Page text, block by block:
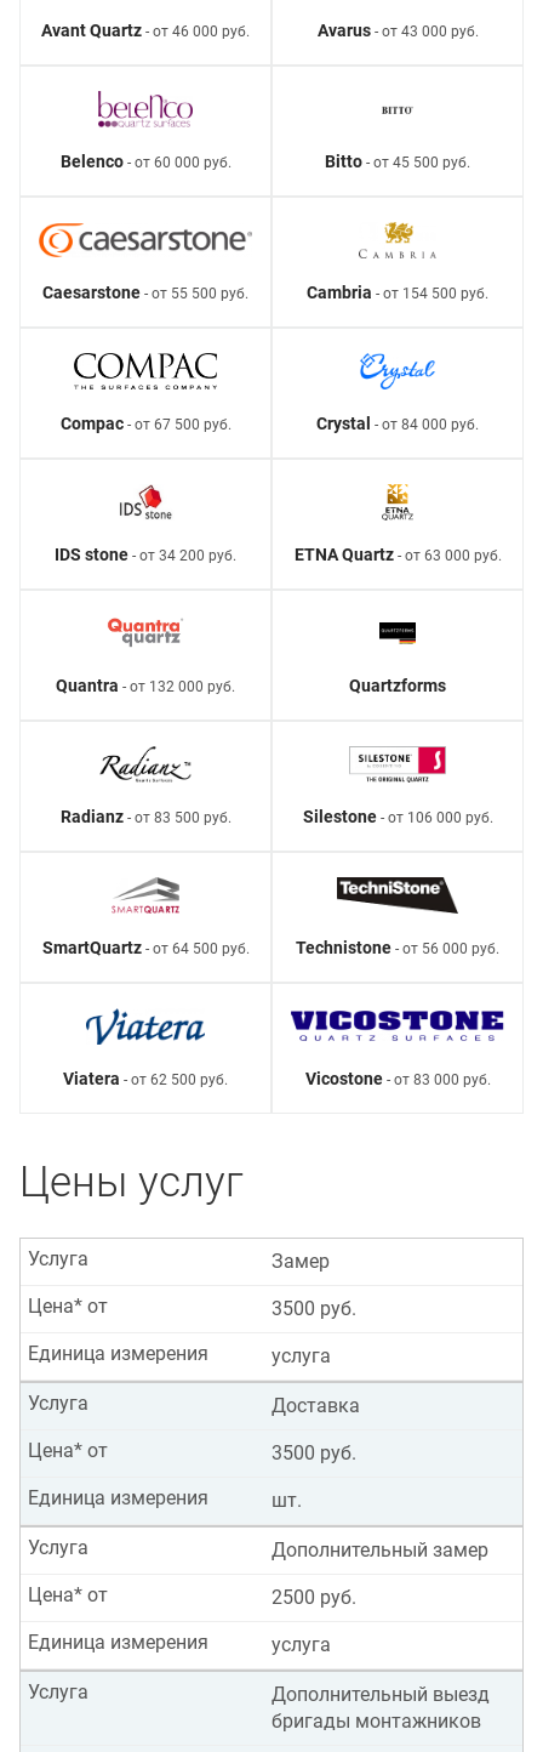
Avant Quartz - от 46 000 руб. Avarus- от 43 000 руб.
Belenco- от 60 000 руб. Bitto - от 45 500 руб.
Caesarstone - от 55 500 руб. Cambria - от 154 500 руб.
Compac- от 67 500 руб. Crystal - от 84 000 руб.
IDS stone - от 34 200 руб. ETNA Quartz- от 63 000 руб.
Quantra - от 132 000 руб. Quartzforms
Radianz- от 83 500 руб. Silestone- от 106 000 руб.
SmartQuartz- от 64 500 руб. Technistone - от 56 000 руб.
Viatera - от 62 500 руб. Vicostone- от 83 000 руб.
Цены услуг
Замер
Услуга
3500 руб.
Цена* от
услуга
Единица измерения
Доставка
Услуга
3500 руб.
Цена* от
шт.
Единица измерения
Дополнительный замер
Услуга
2500 руб.
Цена* от
услуга
Единица измерения
Дополнительный выезд
бригады монтажников
Услуга